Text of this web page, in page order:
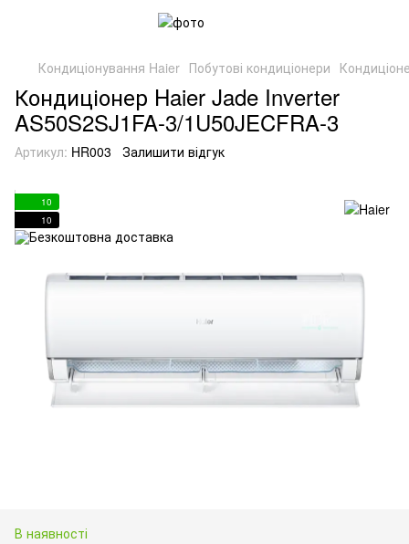
Кондиціонування Haier Побутові кондиціонери
Кондиціонер Haier Jade Inverter
AS50S2SJ1FA-3/1U50JECFRA-3
Артикул: HR003 Залишити відгук
10
10
В наявності